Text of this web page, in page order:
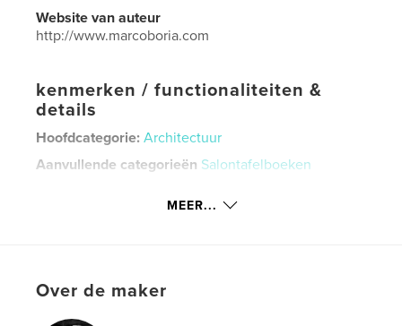
Website van auteur
http://www.marcoboria.com
kenmerken / functionaliteiten &
details
Hoofdcategorie: Architectuur
Aanvullende categorieën Salontafelboeken
284
Trefwoorden
Fantoni
MEER...
Over de maker